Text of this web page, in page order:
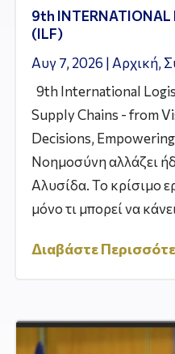
9th INTERNATIONAL
(ILF)
Αυγ 7, 2026 | Αρχική,
9th International
Supply Chains - from
Decisions,
Νοημοσύνη αλλάζει
Αλυσίδα. Το κρίσιμο
μόνο τι μπορεί να
Διαβάστε